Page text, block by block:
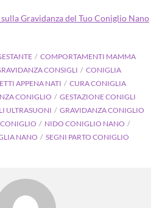
Gravidanza del Tuo Coniglio Nano
COMPORTAMENTI MAMMA
CONSIGLI
CONIGLIA
APPENA NATI
CURA CONIGLIA
CONIGLIO
GESTAZIONE CONIGLI
ULTRASUONI
GRAVIDANZA CONIGLIO
NIDO CONIGLIO NANO
NANO
SEGNI PARTO CONIGLIO